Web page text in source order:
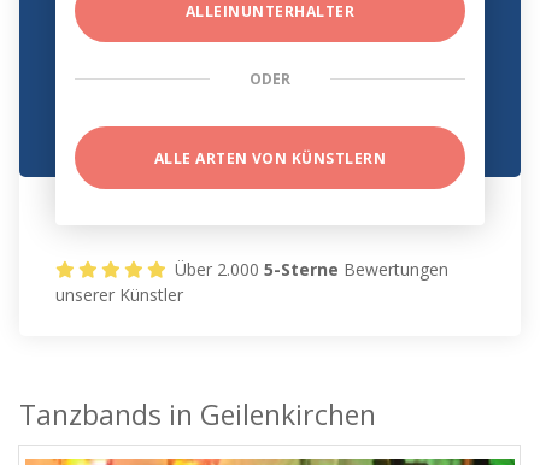
ALLEINUNTERHALTER
ODER
ALLE ARTEN VON KÜNSTLERN
Über 2.0005-Sterne Bewertungen
unserer Künstler
Tanzbands in Geilenkirchen